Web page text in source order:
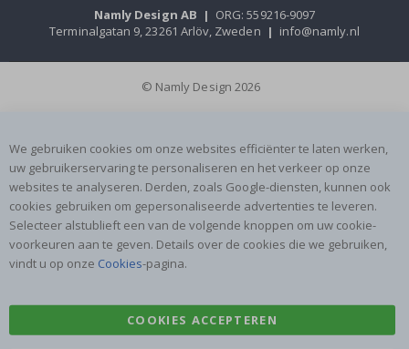
Namly Design AB | ORG: 559216-9097
Terminalgatan 9, 23261 Arlöv, Zweden | info@namly.nl
© Namly Design 2026
We gebruiken cookies om onze websites efficiënter te laten werken,
uw gebruikerservaring te personaliseren en het verkeer op onze
websites te analyseren. Derden, zoals Google-diensten, kunnen ook
cookies gebruiken om gepersonaliseerde advertenties te leveren.
Selecteer alstublieft een van de volgende knoppen om uw cookie-
voorkeuren aan te geven. Details over de cookies die we gebruiken,
vindt u op onze Cookies-pagina.
COOKIES ACCEPTEREN